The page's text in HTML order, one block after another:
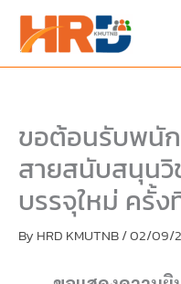
content
ขอต้อนรับพนั
สายสนับสนุนวิ
บรรจุใหม่ ครั้ง
By HRD KMUTNB/02/09/